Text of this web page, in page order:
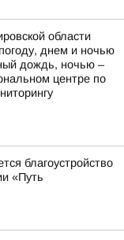
области
днем и ночью
дождь, ночью –
центре по
благоустройство
«Путь